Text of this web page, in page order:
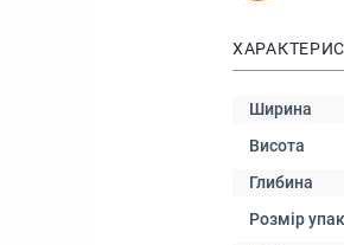
Ширина
Висота
Глибина
Розмір